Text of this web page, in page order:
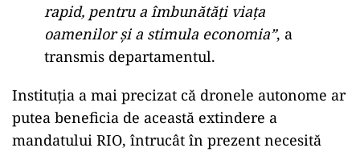
rapid, pentru a îmbunătăți viața
oamenilor și a stimula economia”, a
transmis departamentul.
Instituția a mai precizat că dronele autonome ar
putea beneficia de această extindere a
mandatului RIO, întrucât în prezent necesită